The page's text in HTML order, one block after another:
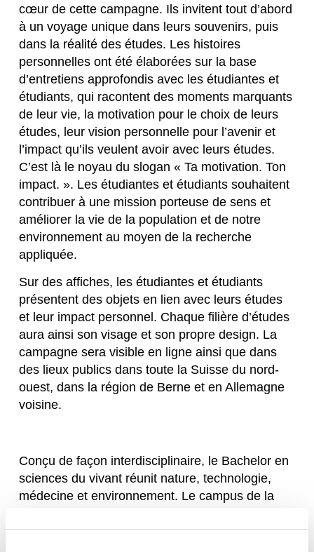
cœur de cette campagne. Ils invitent tout d’abord
à un voyage unique dans leurs souvenirs, puis
dans la réalité des études. Les histoires
personnelles ont été élaborées sur la base
d’entretiens approfondis avec les étudiantes et
étudiants, qui racontent des moments marquants
de leur vie, la motivation pour le choix de leurs
études, leur vision personnelle pour l’avenir et
l’impact qu’ils veulent avoir avec leurs études.
C’est là le noyau du slogan « Ta motivation. Ton
impact. ». Les étudiantes et étudiants souhaitent
contribuer à une mission porteuse de sens et
améliorer la vie de la population et de notre
environnement au moyen de la recherche
appliquée.
Sur des affiches, les étudiantes et étudiants
présentent des objets en lien avec leurs études
et leur impact personnel. Chaque filière d’études
aura ainsi son visage et son propre design. La
campagne sera visible en ligne ainsi que dans
des lieux publics dans toute la Suisse du nord-
ouest, dans la région de Berne et en Allemagne
voisine.
Conçu de façon interdisciplinaire, le Bachelor en
sciences du vivant réunit nature, technologie,
médecine et environnement. Le campus de la
intégrante du plus grand et du plus important hub